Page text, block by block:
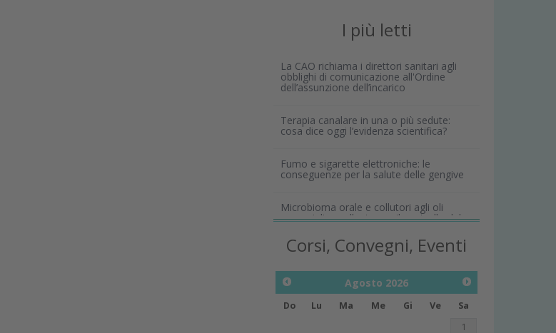
I più letti
La CAO richiama i direttori sanitari agli
obblighi di comunicazione all'Ordine
dell’assunzione dell’incarico
Terapia canalare in una o più sedute:
cosa dice oggi l’evidenza scientifica?
Fumo e sigarette elettroniche: le
conseguenze per la salute delle gengive
Microbioma orale e collutori agli oli
essenziali: un alleato per il controllo del
Corsi, Convegni, Eventi
Agosto 2026
Do Lu Ma Me Gi Ve
Sa
1